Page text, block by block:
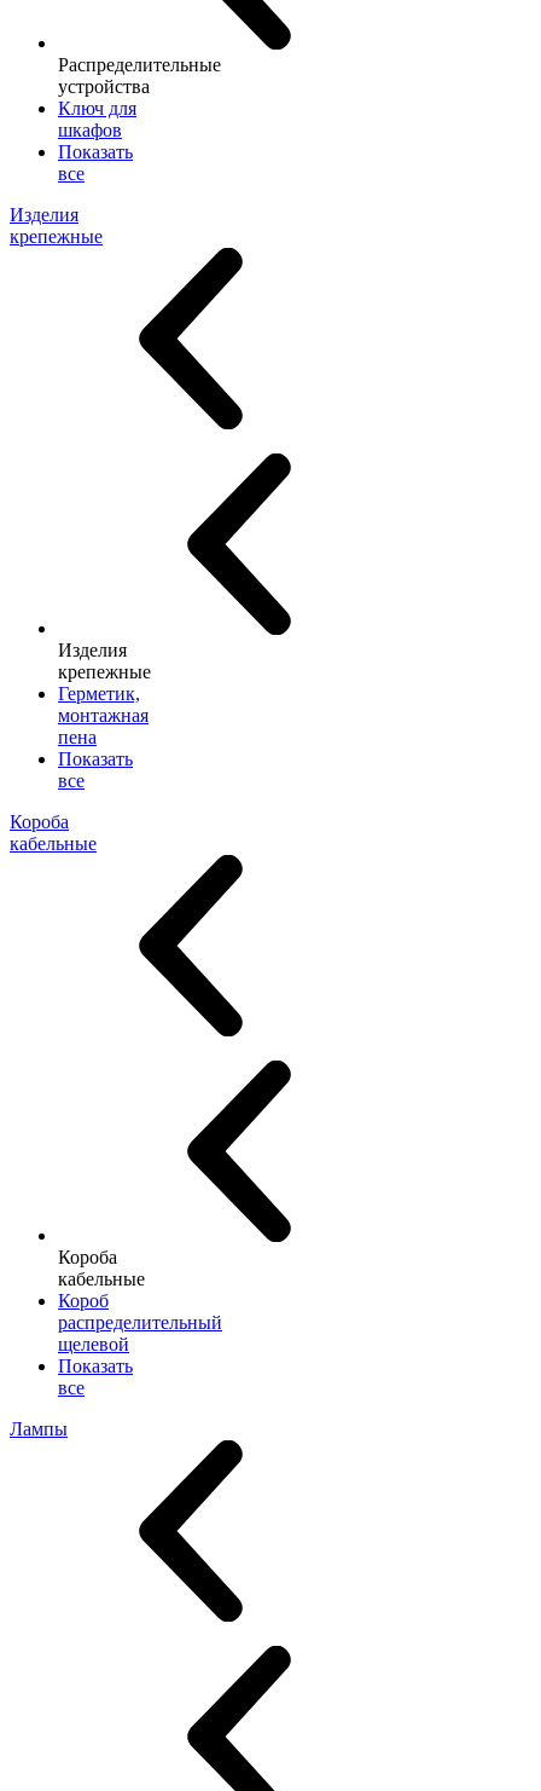
Распределительные
устройства
Ключ для
шкафов
Показать
все
Изделия
крепежные
Изделия
крепежные
Герметик,
монтажная
пена
Показать
все
Короба
кабельные
Короба
кабельные
Короб
распределительный
щелевой
Показать
все
Лампы